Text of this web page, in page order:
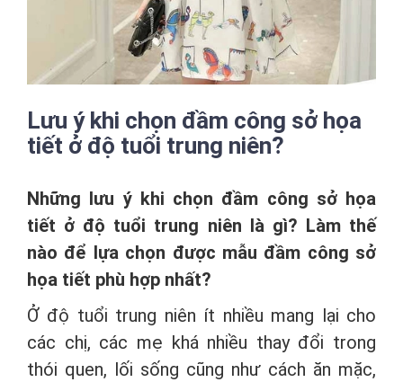
Lưu ý khi chọn đầm công sở họa
tiết ở độ tuổi trung niên?
Những lưu ý khi chọn đầm công sở họa
tiết ở độ tuổi trung niên là gì? Làm thế
nào để lựa chọn được mẫu đầm công sở
họa tiết phù hợp nhất?
Ở độ tuổi trung niên ít nhiều mang lại cho
các chị, các mẹ khá nhiều thay đổi trong
thói quen, lối sống cũng như cách ăn mặc,